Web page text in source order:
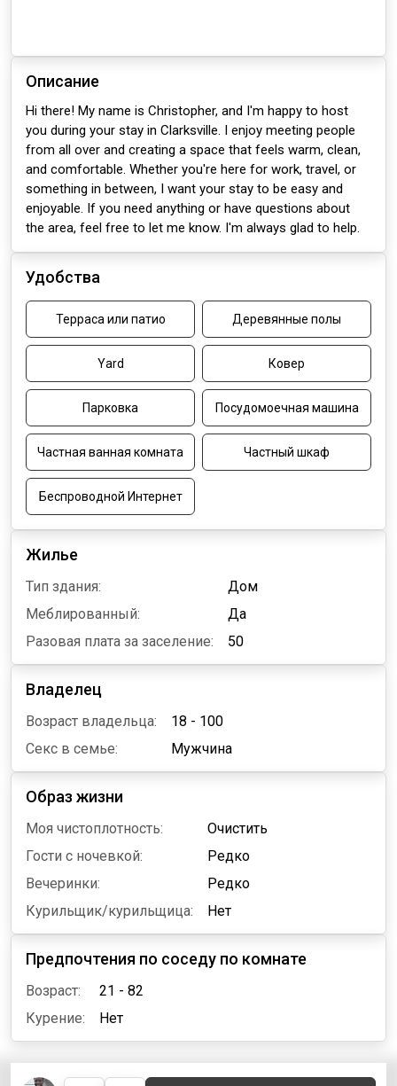
Описание
Hi there! My name is Christopher, and I'm happy to host
you during your stay in Clarksville. I enjoy meeting people
from all over and creating a space that feels warm, clean,
and comfortable. Whether you're here for work, travel, or
something in between, I want your stay to be easy and
enjoyable. If you need anything or have questions about
the area, feel free to let me know. I'm always glad to help.
Удобства
Терраса или патио Деревянные полы
Yard Ковер
Парковка Посудомоечная машина
Частная ванная комната Частный шкаф
Беспроводной Интернет
Жилье
Тип здания:
Дом
Меблированный:
Да
Разовая плата за заселение:
50
Владелец
Возраст владельца:
18 - 100
Секс в семье:
Мужчина
Образ жизни
Моя чистоплотность:
Очистить
Гости с ночевкой:
Редко
Вечеринки:
Редко
Курильщик/курильщица:
Нет
Предпочтения по соседу по комнате
Возраст:
21 - 82
Курение:
Нет